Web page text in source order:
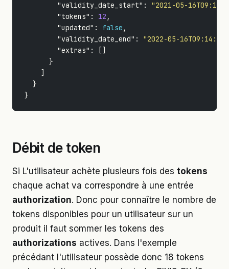
"validity_date_start" :
"2021-05-
"tokens" : 12 ,
"updated" : false ,
"validity_date_end" :
"2022-05-
"extras" :
[]
}
]
}
}
Débit de token
Si L'utilisateur achète plusieurs fois des tokens
chaque achat va correspondre à une entrée
authorization. Donc pour connaître le nombre de
tokens disponibles pour un utilisateur sur un
produit il faut sommer les tokens des
authorizations actives. Dans l'exemple
précédant l'utilisateur possède donc 18 tokens